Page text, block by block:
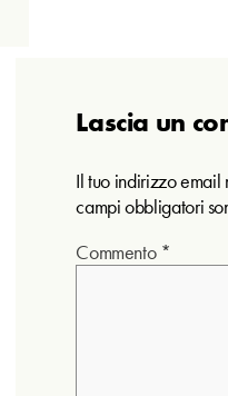
Lascia un
Il tuo indirizzo email
campi obbligatori
Commento *